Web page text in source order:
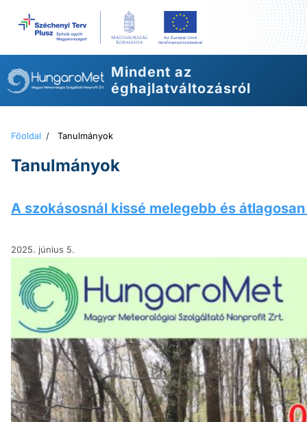
tartalomhoz
Mindent az
éghajlatváltozásról
Főoldal / Tanulmányok
Tanulmányok
A szokásosnál kissé melegebb és
2025. június 5.
A HungaroMet Zrt. mérései alapján
as éghajlati normált. A hűvös
időszak is volt, amik összességében
tavasz csapadékösszege országos…
Tovább a tanulmányhoz